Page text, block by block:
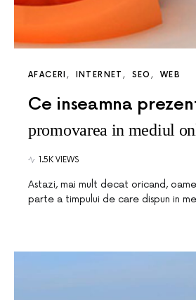
AFACERI INTERNET SEO WEB
Ce inseamna
promovarea in mediul
1.5K VIEWS
Astazi, mai mult decat oricand,
parte a timpului de care dispun in